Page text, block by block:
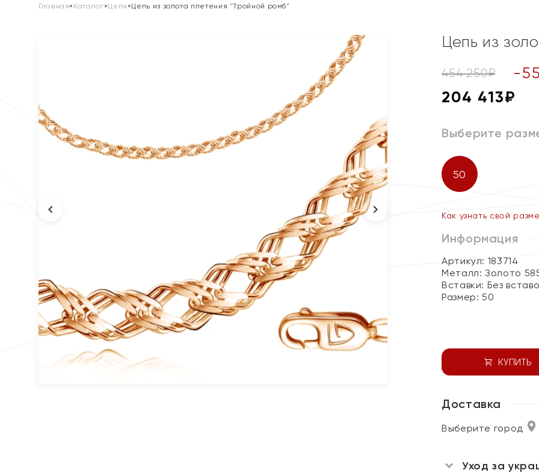
Главная» Каталог»Цепи »Цепь из золота плетения "Тройной ромб"
Цепь из
454 250₽ -55
204 413₽
Выберите
50
Как узнать свой
Информация
Артикул: 183714
Металл:Золото
Вставки: Без
Размер:50
КУПИТЬ
Доставка
Выберите город
Уход за